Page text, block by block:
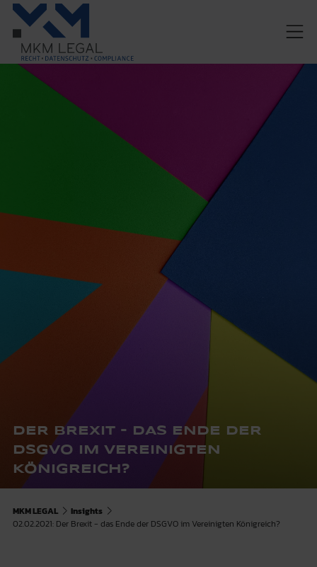
DER BREXIT - DAS ENDE DER
DSGVO IM VEREINIGTEN
KÖNIGREICH?
MKM LEGAL
Insights
02.02.2021: Der Brexit - das Ende der DSGVO im Vereinigten Königreich?